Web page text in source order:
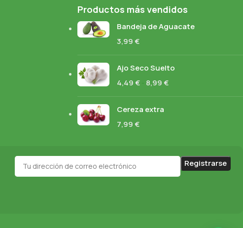
Productos más vendidos
Bandeja de Aguacate
3,99€
Ajo Seco Suelto
4,49€ 8,99€
Cereza extra
7,99€